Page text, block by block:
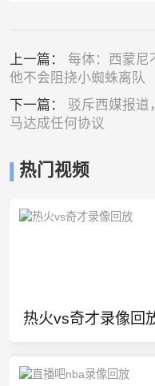
上一篇： 每体：西蒙尼
他不会阻挠小蜘蛛离队
下一篇： 驳斥西媒报道
马达成任何协议
热门视频
热火vs奇才录像回